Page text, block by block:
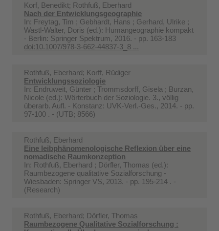
Korf, Benedikt; Rothfuß, Eberhard
Nach der Entwicklungsgeographie
In: Freytag, Tim ; Gebhardt, Hans ; Gerhard, Ulrike ;
Wastl-Walter, Doris (ed.): Humangeographie kompakt
- Berlin: Springer Spektrum, 2016. - pp. 163-183
doi:10.1007/978-3-662-44837-3_8 ...
Rothfuß, Eberhard; Korff, Rüdiger
Entwicklungssoziologie
In: Endruweit, Günter ; Trommsdorff, Gisela ; Burzan,
Nicole (ed.): Wörterbuch der Soziologie. 3., völlig
überarb. Aufl. - Konstanz: UVK-Verl.-Ges., 2014. - pp.
97-100 . - (UTB; 8566)
Rothfuß, Eberhard
Eine leibphänomenologische Reflexion über eine
nomadische Raumkonzeption
In: Rothfuß, Eberhard ; Dörfler, Thomas (ed.):
Raumbezogene qualitative Sozialforschung -
Wiesbaden: Springer VS, 2013. - pp. 195-214 . -
(Research)
Rothfuß, Eberhard; Dörfler, Thomas
Raumbezogene Qualitative Sozialforschung :